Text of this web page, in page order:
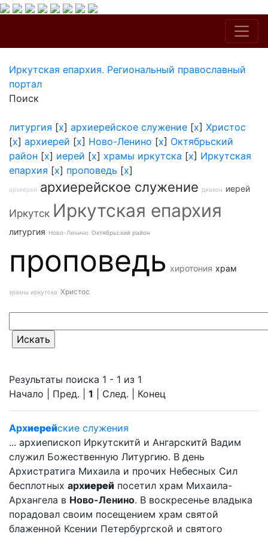
Иркутская епархия. Региональный православный
портал
Поиск
литургия [x] архиерейское служение [x] Христос
[x] архиерей [x] Ново-Ленино [x] Октябрьский
район [x] иерей [x] храмы иркутска [x] Иркутская
епархия [x] проповедь [x]
архиерей архиерейское служение диакон иерей
Иркутск Иркутская епархия
литургия Ново-Ленино Октябрьский район
проповедь хиротония храм
храмы иркутска Христос
Результаты поиска 1 - 1 из 1
Начало | Пред. | 1 | След. | Конец
Архиерейские служения
... архиепископ Иркутскитй и Ангарскитй Вадим
служил Божественную Литургию. В день
Архистратига Михаила и прочих Небесных Сил
бесплотных архиерей посетил храм Михаила-
Архангела в Ново-Ленино. В воскресенье владыка
порадовал своим посещением храм святой
блаженной Ксении Петербургской и святого